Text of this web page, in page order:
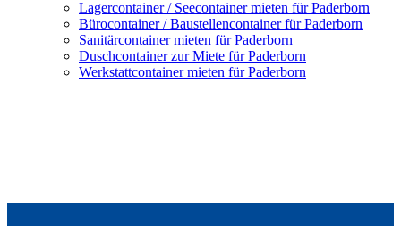
Lagercontainer / Seecontainer mieten für Paderborn
Bürocontainer / Baustellencontainer für Paderborn
Sanitärcontainer mieten für Paderborn
Duschcontainer zur Miete für Paderborn
Werkstattcontainer mieten für Paderborn